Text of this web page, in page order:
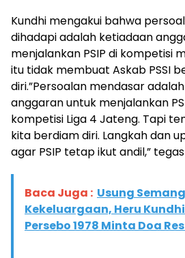
Kundhi mengakui bahwa
dihadapi adalah ketiadaan
menjalankan PSIP di kompetisi
itu tidak membuat Askab PSSI
diri.”Persoalan mendasar
anggaran untuk menjalankan
kompetisi Liga 4 Jateng. Tapi
kita berdiam diri. Langkah dan
agar PSIP tetap ikut andil,”
Baca Juga : Usung
Kekeluargaan, Heru
Persebo 1978 Minta Doa